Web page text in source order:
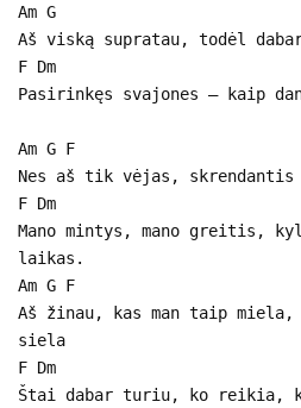
Am G
Aš viską supratau, todėl
F Dm
Pasirinkęs svajones – kaip
Am G F
Nes aš tik vėjas, skrendantis
F Dm
Mano mintys, mano greitis,
laikas.
Am G F
Aš žinau, kas man taip
siela
F Dm
Štai dabar turiu, ko reikia,